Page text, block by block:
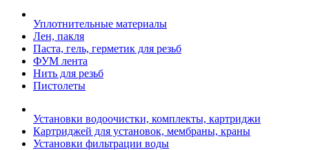
Уплотнительные материалы
Лен, пакля
Паста, гель, герметик для резьб
ФУМ лента
Нить для резьб
Пистолеты
Установки водоочистки, комплекты, картриджи
Картриджей для установок, мембраны, краны
Установки фильтрации воды